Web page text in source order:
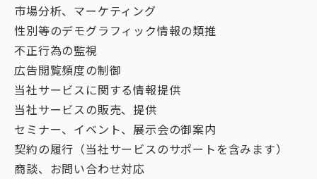
市場分析、マーケティング
性別等のデモグラフィック情報の類推
不正行為の監視
広告閲覧頻度の制御
当社サービスに関する情報提供
当社サービスの販売、提供
セミナー、イベント、展示会の御案内
契約の履行（当社サービスのサポートを含みます）
商談、お問い合わせ対応